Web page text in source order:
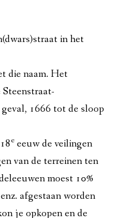
in het
die naam. Het
1666 tot de sloop
e eeuw de veilingen
van de terreinen ten
moest 10%
afgestaan worden
je opkopen en de